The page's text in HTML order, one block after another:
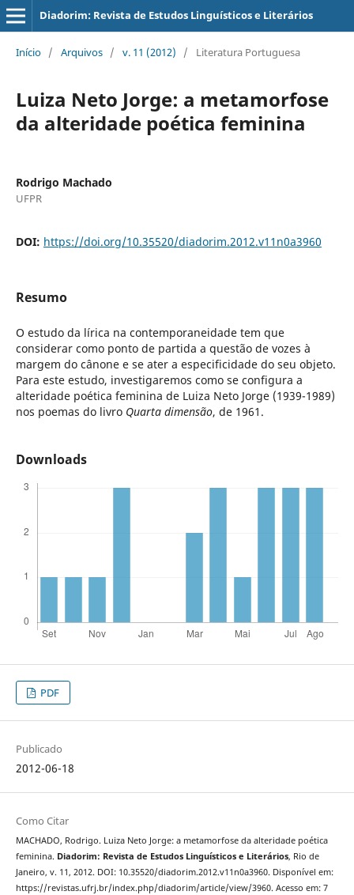
Diadorim: Revista de Estudos Linguísticos e Literários
Início / Arquivos / v. 11 (2012) / Literatura Portuguesa
Luiza Neto Jorge: a metamorfose
da alteridade poética feminina
Rodrigo Machado
UFPR
DOI: https://doi.org/10.35520/diadorim.2012.v11n0a3960
Resumo
O estudo da lírica na contemporaneidade tem que
considerar como ponto de partida a questão de vozes à
margem do cânone e se ater a especificidade do seu objeto.
Para este estudo, investigaremos como se configura a
alteridade poética feminina de Luiza Neto Jorge (1939-1989)
nos poemas do livro Quarta dimensão, de 1961.
Downloads
PDF
Publicado
2012-06-18
Como Citar
MACHADO, Rodrigo. Luiza Neto Jorge: a metamorfose da alteridade poética
feminina. Diadorim: Revista de Estudos Linguísticos e Literários, Rio de
Janeiro, v. 11, 2012. DOI: 10.35520/diadorim.2012.v11n0a3960. Disponível em:
https://revistas.ufrj.br/index.php/diadorim/article/view/3960. Acesso em: 7